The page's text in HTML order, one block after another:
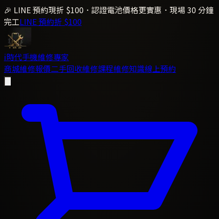
🎉 LINE 預約現折 $100．認證電池價格更實惠．現場 30 分鐘
完工LINE 預約折 $100
i時代手機維修專家
商城維修報價二手回收維修課程維修知識線上預約